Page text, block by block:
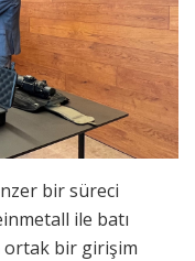
bir süreci
ile batı
ortak bir girişim